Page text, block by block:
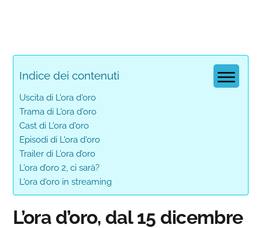
Indice dei contenuti
Uscita di L'ora d'oro
Trama di L'ora d'oro
Cast di L'ora d'oro
Episodi di L'ora d'oro
Trailer di L’ora d’oro
L’ora d’oro 2, ci sarà?
L'ora d'oro in streaming
L’ora d’oro, dal 15 dicembre